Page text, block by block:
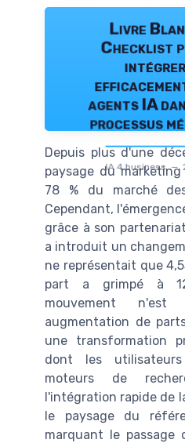
Livre
Checklist
agents IA
processus
IA 4 business —
Depuis plus d'une
paysage du
78 % du marché
Cependant,
grâce à son
a introduit un
ne représentait que
part a grimpé à
mouvement
augmentation de
une transformation
dont les
moteurs de
l'intégration rapide de
le paysage du
marquant le passage